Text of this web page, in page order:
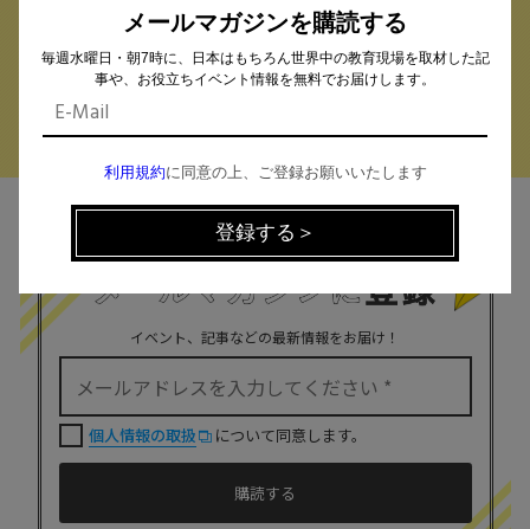
民間企業 (63) 公立 (347) 私立 (356)
オルタナティブスクール (18) 教育委員会 (4)
MAIL MAGAZINE
イベント、記事などの最新情報をお届け！
個人情報の取扱 について同意します。
メールマガジンを購読する
毎週水曜日・朝7時に、日本はもちろん世界中の教育現場を取材した記
事や、お役立ちイベント情報を無料でお届けします。
利用規約に同意の上、ご登録お願いいたします